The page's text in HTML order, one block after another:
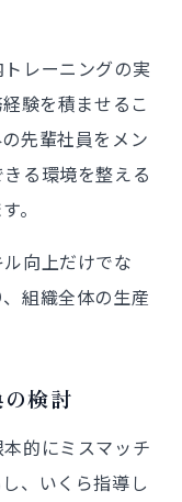
レーニングの実
験を積ませるこ
先輩社員をメン
る環境を整える
。
向上だけでな
組織全体の生産
検討
的にミスマッチ
、いくら指導し